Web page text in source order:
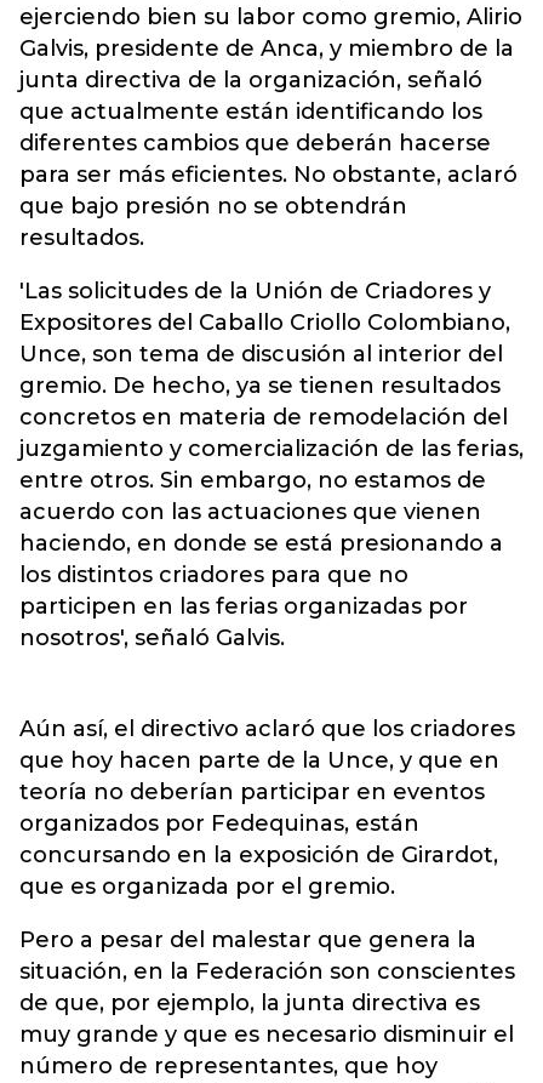
ejerciendo bien su labor como gremio, Alirio
Galvis, presidente de Anca, y miembro de la
junta directiva de la organización, señaló
que actualmente están identificando los
diferentes cambios que deberán hacerse
para ser más eficientes. No obstante, aclaró
que bajo presión no se obtendrán
resultados.
'Las solicitudes de la Unión de Criadores y
Expositores del Caballo Criollo Colombiano,
Unce, son tema de discusión al interior del
gremio. De hecho, ya se tienen resultados
concretos en materia de remodelación del
juzgamiento y comercialización de las ferias,
entre otros. Sin embargo, no estamos de
acuerdo con las actuaciones que vienen
haciendo, en donde se está presionando a
los distintos criadores para que no
participen en las ferias organizadas por
nosotros', señaló Galvis.
Aún así, el directivo aclaró que los criadores
que hoy hacen parte de la Unce, y que en
teoría no deberían participar en eventos
organizados por Fedequinas, están
concursando en la exposición de Girardot,
que es organizada por el gremio.
Pero a pesar del malestar que genera la
situación, en la Federación son conscientes
de que, por ejemplo, la junta directiva es
muy grande y que es necesario disminuir el
número de representantes, que hoy